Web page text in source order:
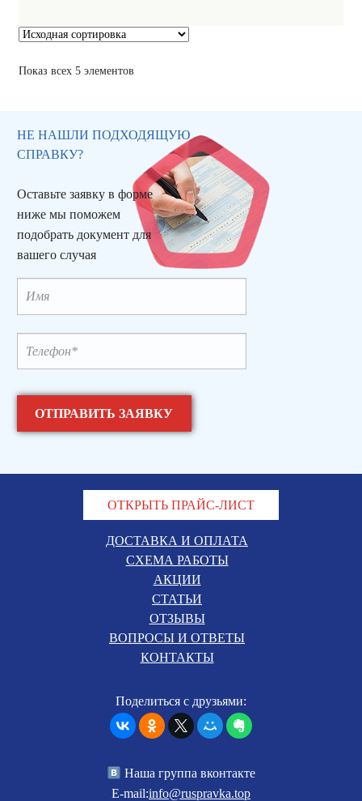
Показ всех 5 элементов
НЕ НАШЛИ ПОДХОДЯЩУЮ
СПРАВКУ?
Оставьте заявку в форме
ниже мы поможем
подобрать документ для
вашего случая
ОТКРЫТЬ ПРАЙС-ЛИСТ
ДОСТАВКА И ОПЛАТА
СХЕМА РАБОТЫ
АКЦИИ
СТАТЬИ
ОТЗЫВЫ
ВОПРОСЫ И ОТВЕТЫ
КОНТАКТЫ
Поделиться с друзьями:
Наша группа вконтакте
E-mail:info@ruspravka.top